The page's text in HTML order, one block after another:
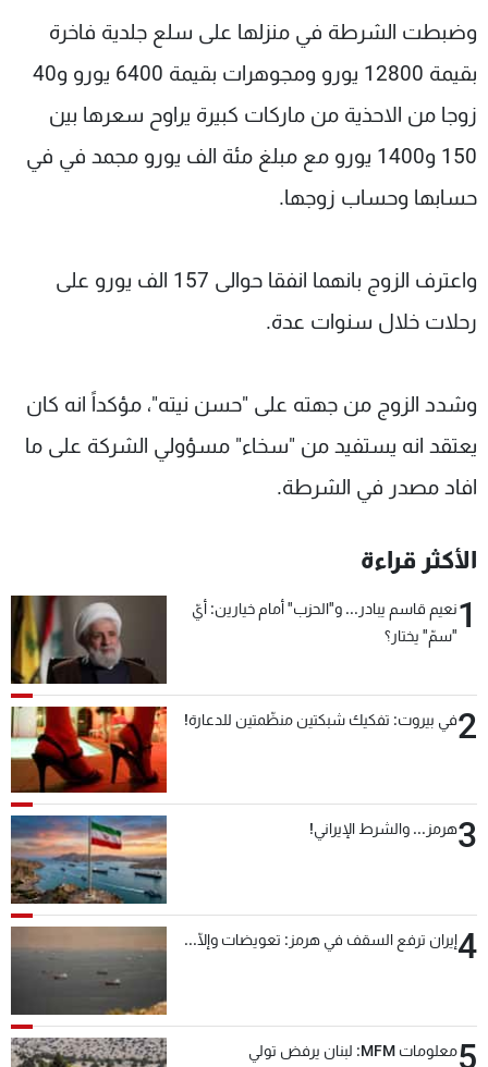
وضبطت الشرطة في منزلها على سلع جلدية فاخرة
بقيمة 12800 يورو ومجوهرات بقيمة 6400 يورو و40
زوجا من الاحذية من ماركات كبيرة يراوح سعرها بين
150 و1400 يورو مع مبلغ مئة الف يورو مجمد في في
حسابها وحساب زوجها.
واعترف الزوج بانهما انفقا حوالى 157 الف يورو على
رحلات خلال سنوات عدة.
وشدد الزوج من جهته على "حسن نيته"، مؤكداً انه كان
يعتقد انه يستفيد من "سخاء" مسؤولي الشركة على ما
افاد مصدر في الشرطة.
الأكثر قراءة
1نعيم قاسم يبادر... و"الحزب" أمام خيارين: أيّ
"سمّ" يختار؟
2في بيروت: تفكيك شبكتين منظّمتين للدعارة!
3هرمز... والشرط الإيراني!
4إيران ترفع السقف في هرمز: تعويضات وإلّا...
5 معلومات MFM: لبنان يرفض تولي